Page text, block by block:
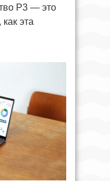
P3 — это
эта